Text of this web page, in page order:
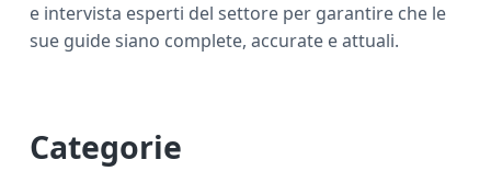
e intervista esperti del settore per garantire che le
sue guide siano complete, accurate e attuali.
P
Categorie